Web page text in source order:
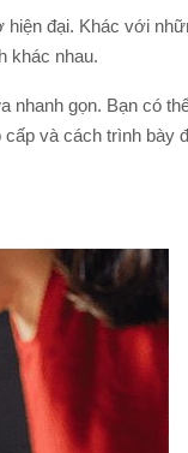
hiện đại. Khác với
khác nhau.
nhanh gọn. Bạn có
và cách trình bày